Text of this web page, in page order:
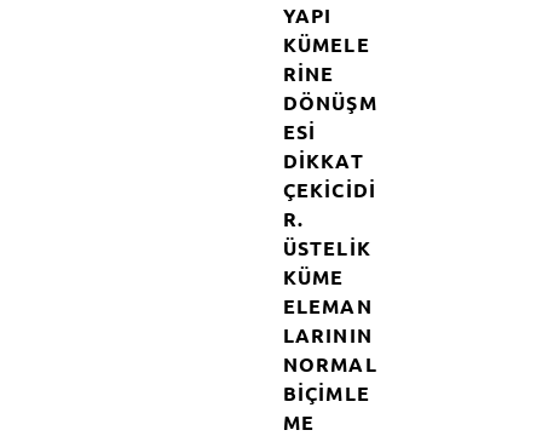
YAPI
KÜMELE
RINE
DÖNÜŞM
ESI
DIKKAT
ÇEKICIDI
R.
ÜSTELIK
KÜME
ELEMAN
LARININ
NORMAL
BIÇIMLE
ME